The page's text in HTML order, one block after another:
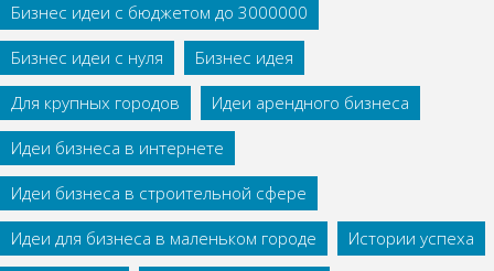
Бизнес идеи с бюджетом до 3000000
Бизнес идеи с нуля
Бизнес идея
Для крупных городов
Идеи арендного бизнеса
Идеи бизнеса в интернете
Идеи бизнеса в строительной сфере
Идеи для бизнеса в маленьком городе
Истории успеха